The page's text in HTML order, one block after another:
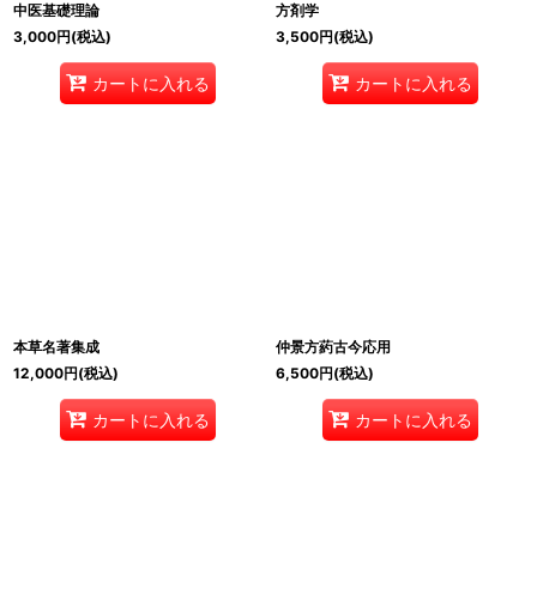
中医基礎理論
3,000円(税込)
カートに入れる
方剤学
3,500円(税込)
カートに入れる
本草名著集成
12,000円(税込)
カートに入れる
仲景方葯古今応用
6,500円(税込)
カートに入れる